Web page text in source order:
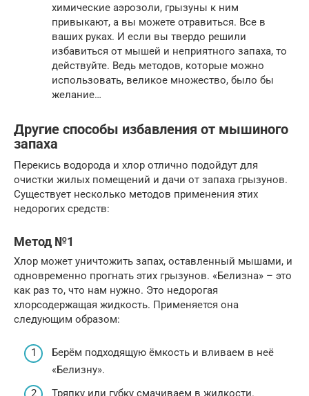
химические аэрозоли, грызуны к ним
привыкают, а вы можете отравиться. Все в
ваших руках. И если вы твердо решили
избавиться от мышей и неприятного запаха, то
действуйте. Ведь методов, которые можно
использовать, великое множество, было бы
желание…
Другие способы избавления от мышиного
запаха
Перекись водорода и хлор отлично подойдут для
очистки жилых помещений и дачи от запаха грызунов.
Существует несколько методов применения этих
недорогих средств:
Метод №1
Хлор может уничтожить запах, оставленный мышами, и
одновременно прогнать этих грызунов. «Белизна» – это
как раз то, что нам нужно. Это недорогая
хлорсодержащая жидкость. Применяется она
следующим образом:
Берём подходящую ёмкость и вливаем в неё
«Белизну».
Тряпку или губку смачиваем в жидкости.